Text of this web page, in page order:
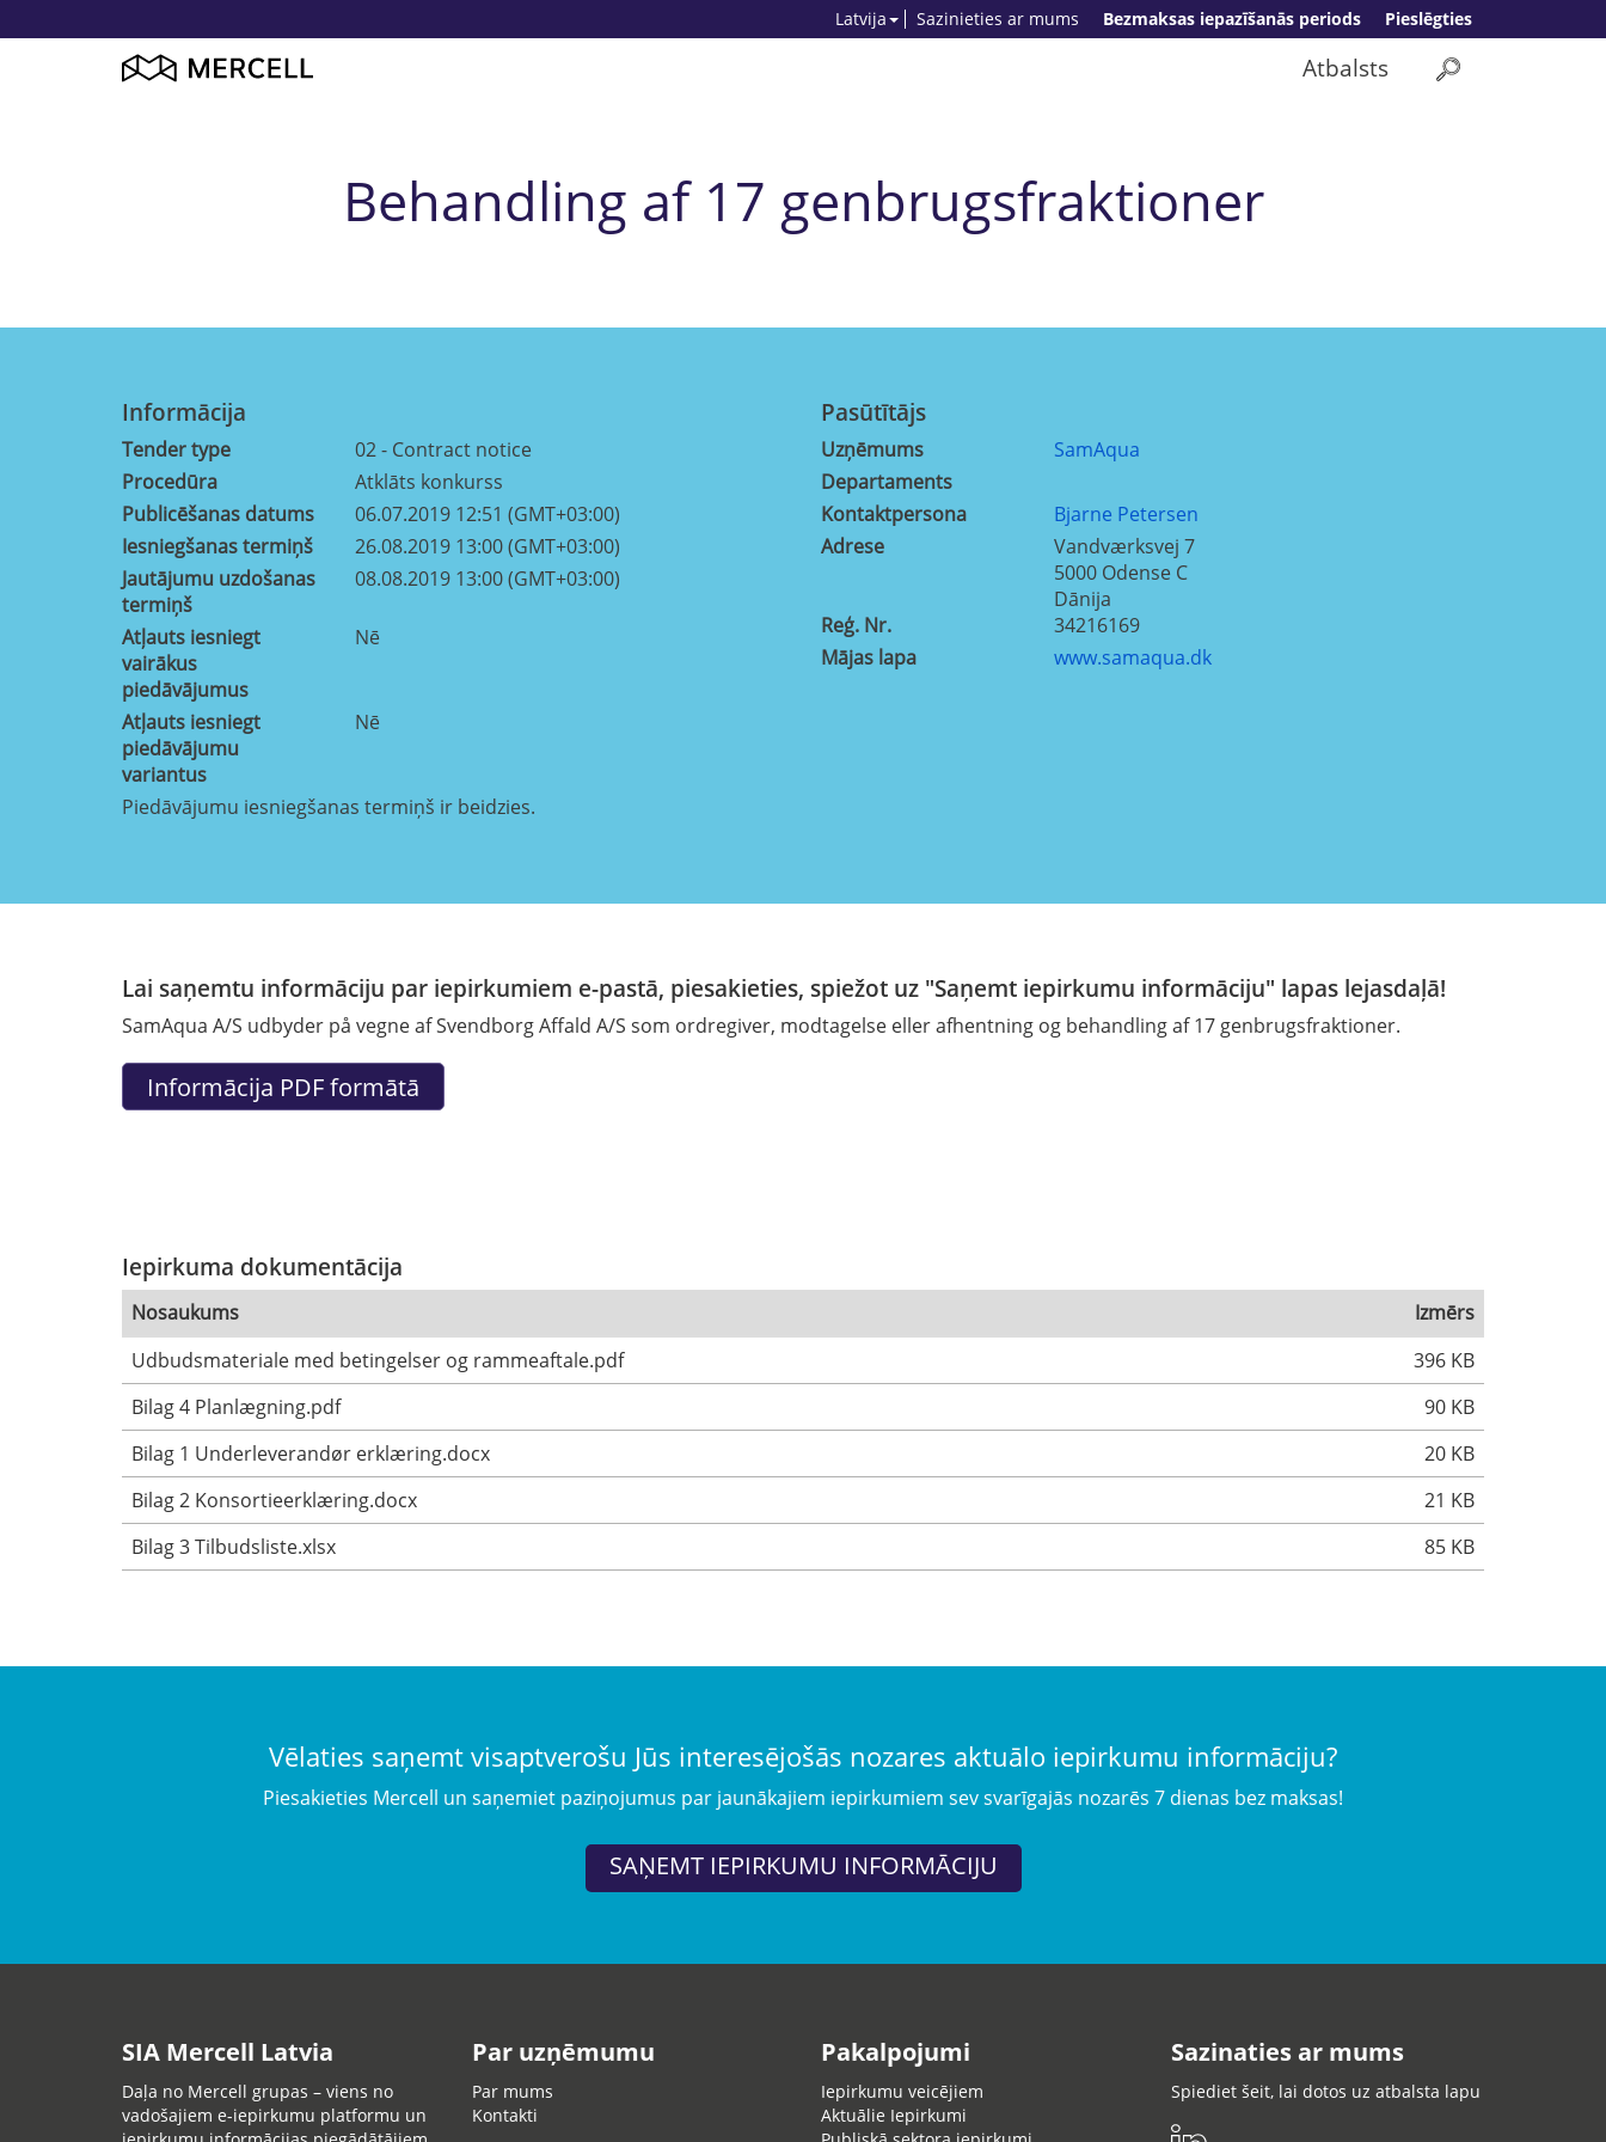
Pieslēgties
Bezmaksas iepazīšanās periods
Sazinieties ar mums
Latvija
Atbalsts
Behandling af 17 genbrugsfraktioner
Informācija
Tender type
02 - Contract notice
Procedūra
Atklāts konkurss
Publicēšanas datums
06.07.2019 12:51 (GMT+03:00)
Iesniegšanas termiņš
26.08.2019 13:00 (GMT+03:00)
Jautājumu uzdošanas
termiņš
08.08.2019 13:00 (GMT+03:00)
Atļauts iesniegt
vairākus
piedāvājumus
Nē
Atļauts iesniegt
piedāvājumu
variantus
Nē
Pasūtītājs
Uzņēmums
SamAqua
Departaments
Kontaktpersona
Bjarne Petersen
Adrese
Vandværksvej 7
5000 Odense C
Dānija
Reģ. Nr.
34216169
Mājas lapa
www.samaqua.dk
Piedāvājumu iesniegšanas termiņš ir beidzies.
Lai saņemtu informāciju par iepirkumiem e-pastā, piesakieties, spiežot uz "Saņemt iepirkumu informāciju" lapas lejasdaļā!
SamAqua A/S udbyder på vegne af Svendborg Affald A/S som ordregiver, modtagelse eller afhentning og behandling af 17 genbrugsfraktioner.
Iepirkuma dokumentācija
Nosaukums
Izmērs
Udbudsmateriale med betingelser og rammeaftale.pdf
396 KB
Bilag 4 Planlægning.pdf
90 KB
Bilag 1 Underleverandør erklæring.docx
20 KB
Bilag 2 Konsortieerklæring.docx
21 KB
Bilag 3 Tilbudsliste.xlsx
85 KB
Vēlaties saņemt visaptverošu Jūs interesējošās nozares aktuālo iepirkumu informāciju?
Piesakieties Mercell un saņemiet paziņojumus par jaunākajiem iepirkumiem sev svarīgajās nozarēs 7 dienas bez maksas!
SAŅEMT IEPIRKUMU INFORMĀCIJU
SIA Mercell Latvia
Daļa no Mercell grupas – viens no
vadošajiem e-iepirkumu platformu un
Par uzņēmumu
Par mums
Kontakti
Pakalpojumi
Iepirkumu veicējiem
Aktuālie Iepirkumi
Sazinaties ar mums
Spiediet šeit, lai dotos uz atbalsta lapu